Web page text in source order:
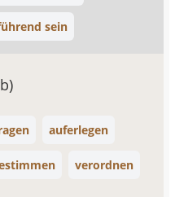
sein
auferlegen
verordnen